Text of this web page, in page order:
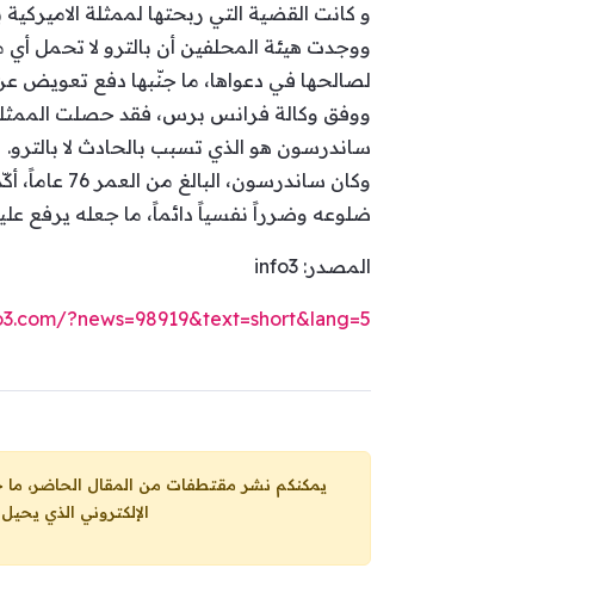
و كانت القضية التي ربحتها لممثلة الاميركية
ووجدت هيئة المحلفين أن بالترو لا تحمل
لصالحها في دعواها، ما جنّبها دفع تعويض عن عطل وضرر بقيمة 3.3
ووفق وكالة فرانس برس، فقد حصلت الممثلة
ساندرسون هو الذي تسبب بالحادث لا بالترو.
وكان
ضلوعه وضرراً نفسياً دائماً، ما جعله يرفع عليها
المصدر: info3
?news=98919&text=short&lang=5
يمكنكم نشر مقتطفات من المقال الحاضر، ما حده الاقصى 25% من مجموع المقال، شرط: ذكر اسم
الإلكتروني الذي